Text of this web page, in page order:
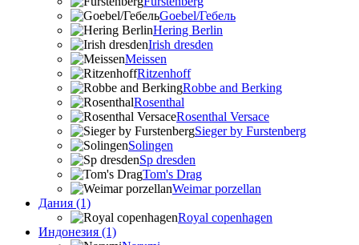
Goebel/Гебель
Hering Berlin
Irish dresden
Meissen
Ritzenhoff
Robbe and Berking
Rosenthal
Rosenthal Versace
Sieger by Furstenberg
Solingen
Sp dresden
Tom's Drag
Weimar porzellan
Дания (1)
Royal copenhagen
Индонезия (1)